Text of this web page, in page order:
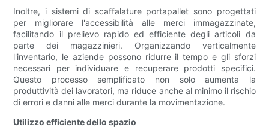
Inoltre, i sistemi di scaffalature portapallet sono progettati
per migliorare l'accessibilità alle merci immagazzinate,
facilitando il prelievo rapido ed efficiente degli articoli da
parte dei magazzinieri. Organizzando verticalmente
l'inventario, le aziende possono ridurre il tempo e gli sforzi
necessari per individuare e recuperare prodotti specifici.
Questo processo semplificato non solo aumenta la
produttività dei lavoratori, ma riduce anche al minimo il rischio
di errori e danni alle merci durante la movimentazione.
Utilizzo efficiente dello spazio